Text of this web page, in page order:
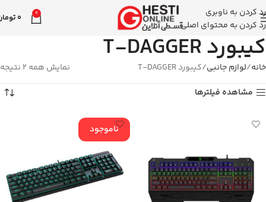
رد کردن به ناوبری
رد کردن به محتوای اصلی
0
0
کیبورد T-DAGGER
خانه لوازم جانبی کیبورد T-DAGGER
نمایش همه 2 نتیجه
مشاهده فیلترها
ناموجود